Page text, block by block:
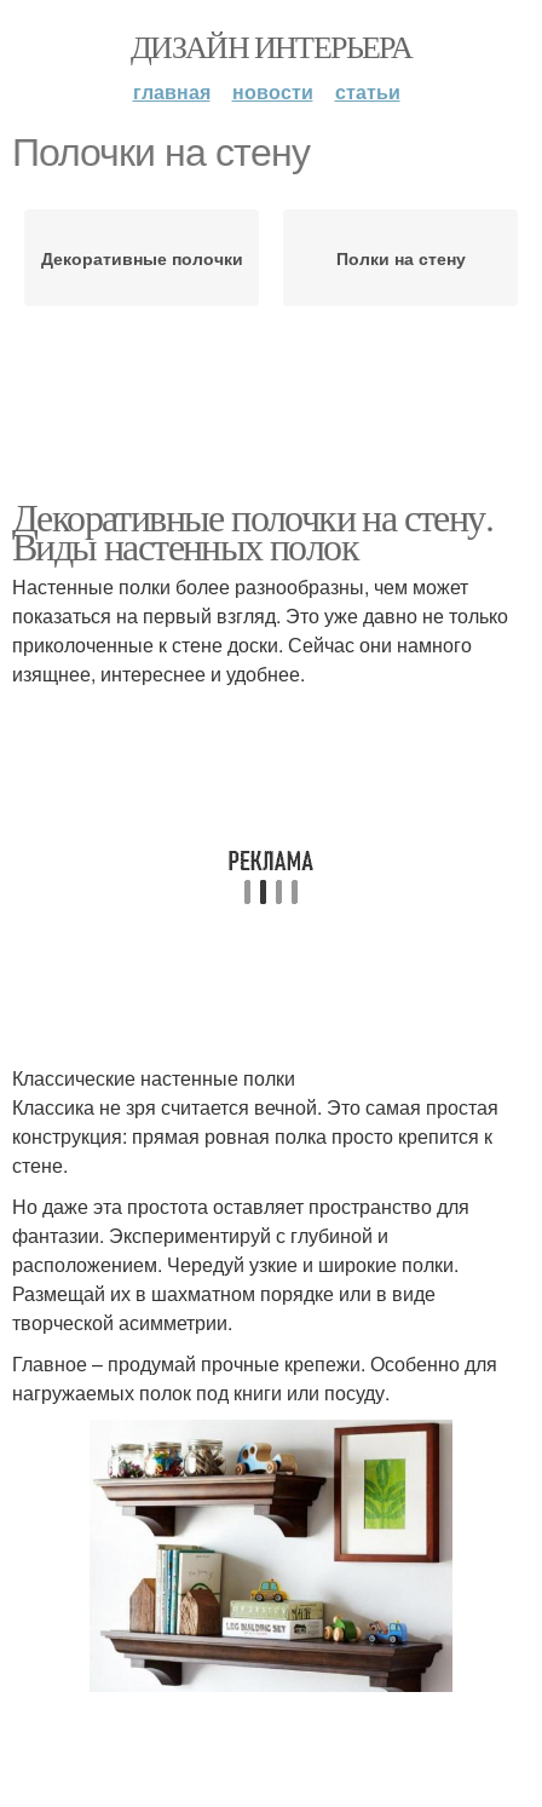
ДИЗАЙН ИНТЕРЬЕРА
главная новости статьи
Полочки на стену
Декоративные полочки Полки на стену
Декоративные полочки на стену.
Виды настенных полок
Настенные полки более разнообразны, чем может
показаться на первый взгляд. Это уже давно не только
приколоченные к стене доски. Сейчас они намного
изящнее, интереснее и удобнее.
Классические настенные полки
Классика не зря считается вечной. Это самая простая
конструкция: прямая ровная полка просто крепится к
стене.
Но даже эта простота оставляет пространство для
фантазии. Экспериментируй с глубиной и
расположением. Чередуй узкие и широкие полки.
Размещай их в шахматном порядке или в виде
творческой асимметрии.
Главное – продумай прочные крепежи. Особенно для
нагружаемых полок под книги или посуду.